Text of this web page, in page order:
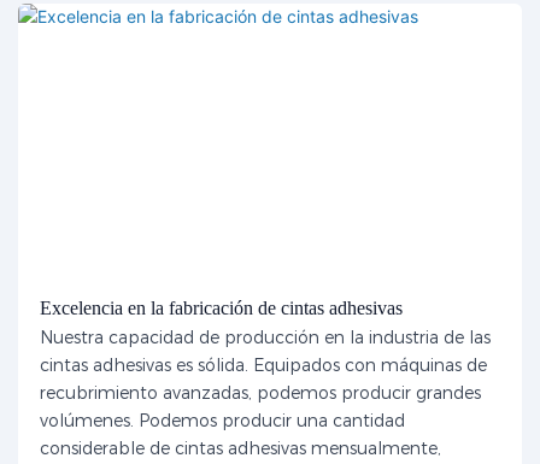
Excelencia en la fabricación de cintas adhesivas
Nuestra capacidad de producción en la industria de las
cintas adhesivas es sólida. Equipados con máquinas de
recubrimiento avanzadas, podemos producir grandes
volúmenes. Podemos producir una cantidad
considerable de cintas adhesivas mensualmente,